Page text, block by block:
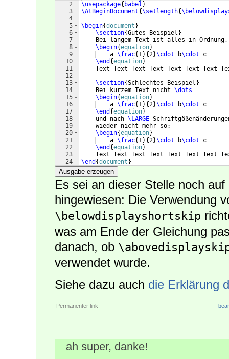
2
3
4
5
6
7
8
9
10
11
12
13
14
15
16
17
18
19
20
21
22
23
24
\usepackage{ babel }
\AtBeginDocument{\setlength{
\begin{document }
\section{Gutes Beispiel }
Bei langem Text ist alles in
\begin{equation}
    a=
\frac{ 1}{2}\cdot b\cdot c
\end {equation}
Text Text Text Text Text Text Text
\section{Schlechtes Beispiel }
    Bei kurzem Text nicht
\dots
\begin{equation}
    a=
\frac{ 1}{2}\cdot b\cdot c
\end {equation}
    und nach
\LARGE
    wieder nicht mehr so:
\begin{equation}
    a=
\frac{ 1}{2}\cdot b\cdot c
\end {equation}
Text Text Text Text Text Text Text
\end {document }
Ausgabe erzeugen
Es sei an dieser Stelle noch
hingewiesen: Die Verwendung
\belowdisplayshortskip
was am Ende der Gleichung
danach, ob
verwendet wurde.
Siehe dazu auch die Erklärung
Permanenter link
ah super, danke!